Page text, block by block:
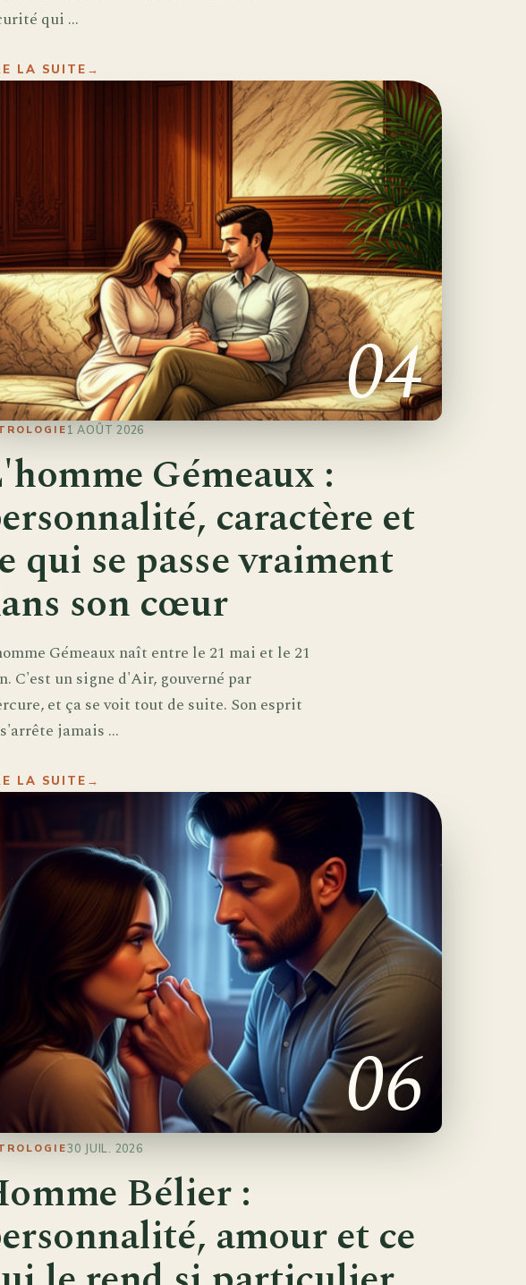
qui ...
LA SUITE →
04
1 AOÛT 2026
Gémeaux :
caractère et
qui se passe vraiment
son cœur
Gémeaux naît entre le 21 mai et le 21
C'est un signe d'Air, gouverné par
et ça se voit tout de suite. Son esprit
jamais ...
LA SUITE →
06
30 JUIL. 2026
Bélier :
amour et ce